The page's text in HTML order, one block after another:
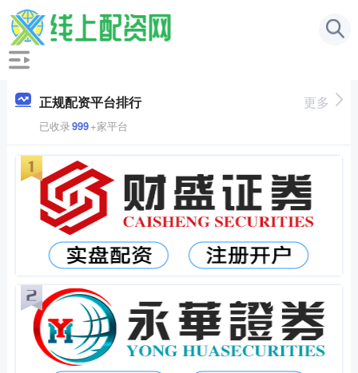
正规配资平台排行
已收录999+家平台
更多